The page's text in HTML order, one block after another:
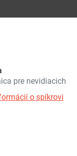
pre nevidiacich
o spíkrovi